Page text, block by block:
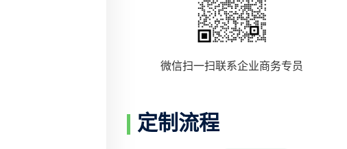
微信扫一扫联系企业商务专员
定制流程